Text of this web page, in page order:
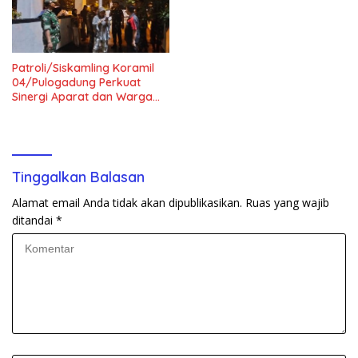
Patroli/Siskamling Koramil
04/Pulogadung Perkuat
Sinergi Aparat dan Warga
Tinggalkan Balasan
Alamat email Anda tidak akan dipublikasikan. Ruas yang wajib
ditandai *